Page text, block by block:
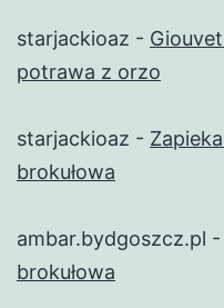
starjackioaz -
potrawa z orzo
starjackioaz -
brokułowa
ambar.bydgoszcz.pl -
brokułowa